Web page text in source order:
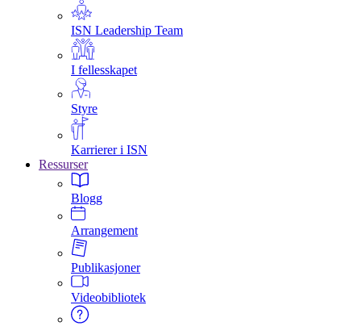
ISN Leadership Team
I fellesskapet
Styre
Karrierer i ISN
Ressurser
Blogg
Arrangement
Publikasjoner
Videobibliotek